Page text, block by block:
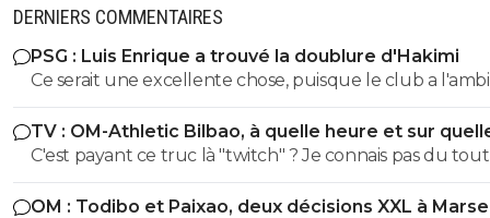
DERNIERS COMMENTAIRES
PSG : Luis Enrique a trouvé la doublure d'Hakimi
Ce serait une excellente chose, puisque le club a
de s'appuyer sur la formation.
TV : OM-Athletic Bilbao, à quelle heure et sur
chaîne ?
C'est payant ce truc là "twitch" ? Je connais pas du
OM : Todibo et Paixao, deux décisions XXL à